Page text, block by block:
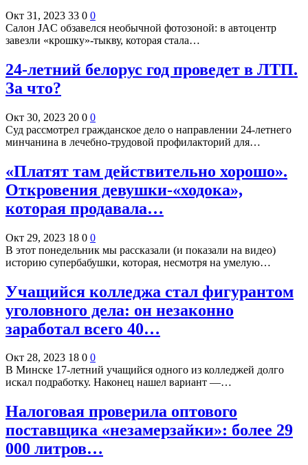
Окт 31, 2023 33 0 0
Салон JAC обзавелся необычной фотозоной: в автоцентр
завезли «крошку»-тыкву, которая стала…
24-летний белорус год проведет в ЛТП.
За что?
Окт 30, 2023 20 0 0
Суд рассмотрел гражданское дело о направлении 24-летнего
минчанина в лечебно-трудовой профилакторий для…
«Платят там действительно хорошо».
Откровения девушки-«ходока»,
которая продавала…
Окт 29, 2023 18 0 0
В этот понедельник мы рассказали (и показали на видео)
историю супербабушки, которая, несмотря на умелую…
Учащийся колледжа стал фигурантом
уголовного дела: он незаконно
заработал всего 40…
Окт 28, 2023 18 0 0
В Минске 17-летний учащийся одного из колледжей долго
искал подработку. Наконец нашел вариант —…
Налоговая проверила оптового
поставщика «незамерзайки»: более 29
000 литров…